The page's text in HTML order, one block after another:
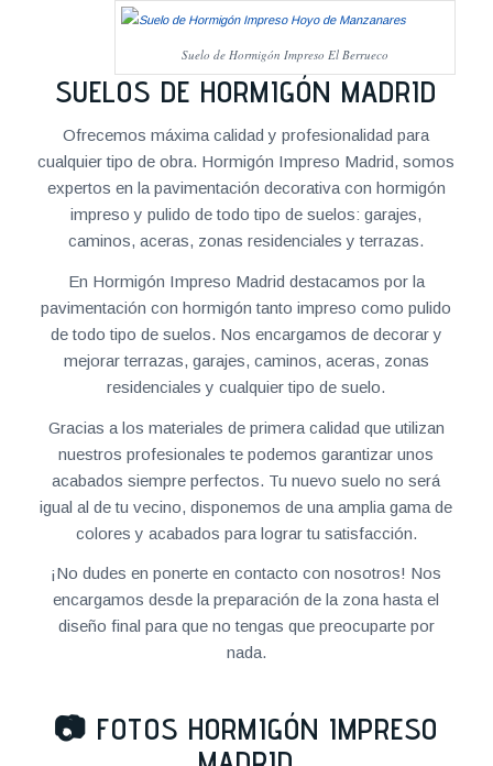
Suelo de Hormigón Impreso El Berrueco
SUELOS DE HORMIGÓN MADRID
Ofrecemos máxima calidad y profesionalidad para
cualquier tipo de obra. Hormigón Impreso Madrid, somos
expertos en la pavimentación decorativa con hormigón
impreso y pulido de todo tipo de suelos: garajes,
caminos, aceras, zonas residenciales y terrazas.
En Hormigón Impreso Madrid destacamos por la
pavimentación con hormigón tanto impreso como pulido
de todo tipo de suelos. Nos encargamos de decorar y
mejorar terrazas, garajes, caminos, aceras, zonas
residenciales y cualquier tipo de suelo.
Gracias a los materiales de primera calidad que utilizan
nuestros profesionales te podemos garantizar unos
acabados siempre perfectos. Tu nuevo suelo no será
igual al de tu vecino, disponemos de una amplia gama de
colores y acabados para lograr tu satisfacción.
¡No dudes en ponerte en contacto con nosotros! Nos
encargamos desde la preparación de la zona hasta el
diseño final para que no tengas que preocuparte por
nada.
📷 FOTOS HORMIGÓN IMPRESO